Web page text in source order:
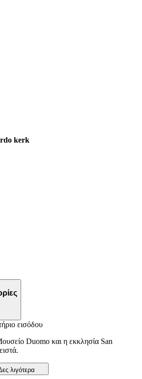
kerk
εισόδου
Duomo και η εκκλησία San
λιγότερα